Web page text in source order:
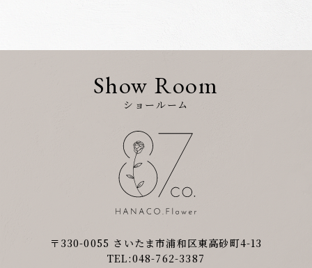
Show Room
ショールーム
〒330-0055 さいたま市浦和区東高砂町4-13
TEL:048-762-3387